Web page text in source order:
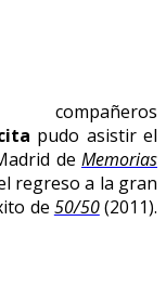
pudo asistir el
de Memorias
regreso a la gran
de 50/50(2011).